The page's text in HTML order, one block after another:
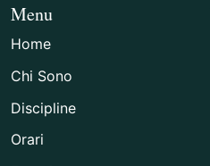
Menu
Home
Chi Sono
Discipline
Orari